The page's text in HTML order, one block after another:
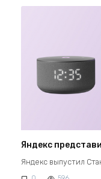
Яндекс
Яндекс выпустил